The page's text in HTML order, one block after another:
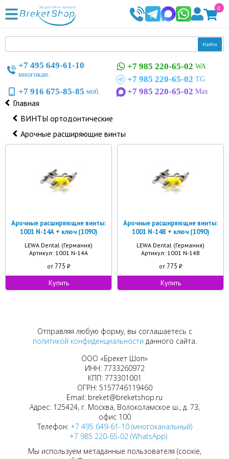
0
Найти
+7 495 649-61-10
многокан.
+7 916 675-85-85 моб.
+7 985 220-65-02 WA
+7 985 220-65-02 TG
+7 985 220-65-02 Max
Главная
ВИНТЫ ортодонтические
Арочные расширяющие винты
Арочные расширяющие винты:
1001 N-14А + ключ (1090)
LEWA Dental (Германия)
Артикул: 1001 N-14А
от 775 ₽
Купить
Арочные расширяющие винты:
1001 N-14В + ключ (1090)
LEWA Dental (Германия)
Артикул: 1001 N-14В
от 775 ₽
Купить
Отправляя любую форму, вы соглашаетесь с
политикой конфиденциальности данного сайта.
ООО «Брекет Шоп»
ИНН: 7733260972
КПП: 773301001
ОГРН: 5157746119460
Email: breket@breketshop.ru
Адрес: 125424, г. Москва, Волоколамское ш., д. 73,
офис 100
Телефон: +7 495 649-61-10 (многоканальный)
+7 985 220-65-02 (WhatsApp)
Мы используем метаданные пользователя (соокіе,